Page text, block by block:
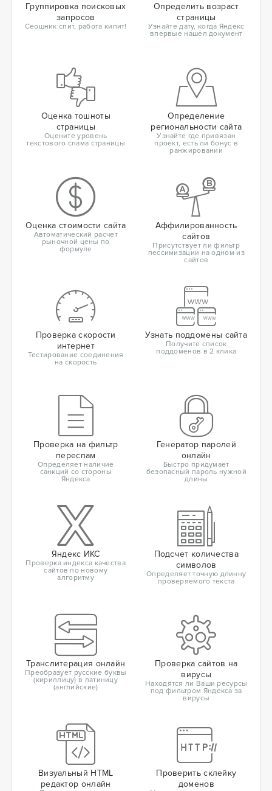
Группировка поисковых
запросов
Сеошник спит, работа кипит!
Определить возраст
страницы
Узнайте дату, когда Яндекс
впервые нашел документ
Оценка тошноты
страницы
Оцените уровень
текстового спама страницы
Определение
региональности сайта
Узнайте где привязан
проект, есть ли бонус в
ранжировании
Оценка стоимости сайта
Автоматический расчет
рыночной цены по
формуле
Аффилированность
сайтов
Присутствует ли фильтр
пессимизации на одном из
сайтов
Проверка скорости
интернет
Тестирование соединения
на скорость
Узнать поддомены сайта
Получите список
поддоменов в 2 клика
Проверка на фильтр
переспам
Определяет наличие
санкций со стороны
Яндекса
Генератор паролей
онлайн
Быстро придумает
безопасный пароль нужной
длины
Яндекс ИКС
Проверка индекса качества
сайтов по новому
алгоритму
Подсчет количества
символов
Определяет точную длинну
проверяемого текста
Транслитерация онлайн
Преобразует русские буквы
(кириллицу) в латиницу
(английские)
Проверка сайтов на
вирусы
Находятся ли Ваши ресурсы
под фильтром Яндекса за
вирусы
Визуальный HTML
редактор онлайн
Проверить склейку
доменов